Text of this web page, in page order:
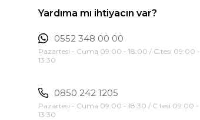
Yardıma mı ihtiyacın var?
0552 348 00 00
Pazartesi - Cuma 09:00 - 18:00 / C.tesi 09:00 -
13:30
0850 242 1205
Pazartesi - Cuma 09:00 - 18:30 / C.tesi 09:00 -
13:30